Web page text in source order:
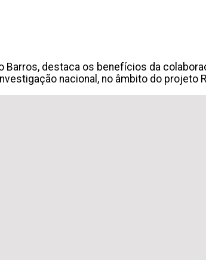
Barros, destaca os benefícios da
nacional, no âmbito do projeto